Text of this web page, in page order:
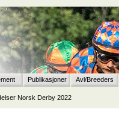
Publikasjoner Avl/Breeders
Norsk Derby 2022